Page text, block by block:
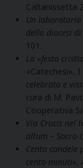
Caltanissetta
Un laboratorio
della diocesi di
101.
La «festa
«Catechesi»,
celebrato e
cura di M.
Cooperativa
Via Crucis nel
altum – Sacro
Cento candele
cento minuti».